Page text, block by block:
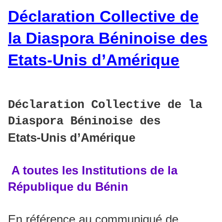
Déclaration Collective de
la Diaspora Béninoise des
Etats-Unis d’Amérique
Déclaration Collective de la
Diaspora Béninoise des
Etats-Unis d’Amérique
A toutes les Institutions de la
République du Bénin
En référence au communiqué de